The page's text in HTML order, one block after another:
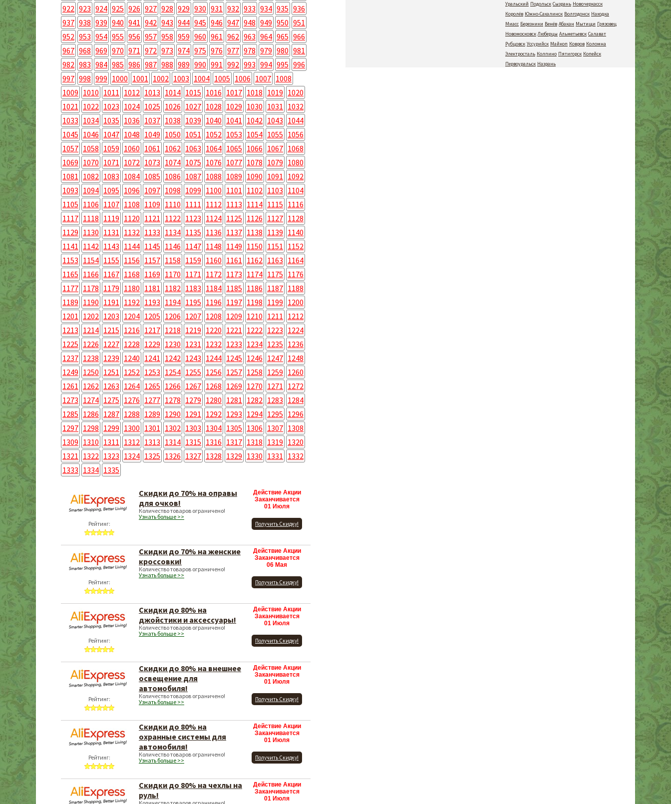
922 923 924 925 926 927 928 929 930 931 932 933 934 935 936
937 938 939 940 941 942 943 944 945 946 947 948 949 950 951
952 953 954 955 956 957 958 959 960 961 962 963 964 965 966
967 968 969 970 971 972 973 974 975 976 977 978 979 980 981
982 983 984 985 986 987 988 989 990 991 992 993 994 995 996
997 998 999 1000 1001 1002 1003 1004 1005 1006 1007 1008
1009 1010 1011 1012 1013 1014 1015 1016 1017 1018 1019 1020
1021 1022 1023 1024 1025 1026 1027 1028 1029 1030 1031 1032
1033 1034 1035 1036 1037 1038 1039 1040 1041 1042 1043 1044
1045 1046 1047 1048 1049 1050 1051 1052 1053 1054 1055 1056
1057 1058 1059 1060 1061 1062 1063 1064 1065 1066 1067 1068
1069 1070 1071 1072 1073 1074 1075 1076 1077 1078 1079 1080
1081 1082 1083 1084 1085 1086 1087 1088 1089 1090 1091 1092
1093 1094 1095 1096 1097 1098 1099 1100 1101 1102 1103 1104
1105 1106 1107 1108 1109 1110 1111 1112 1113 1114 1115 1116
1117 1118 1119 1120 1121 1122 1123 1124 1125 1126 1127 1128
1129 1130 1131 1132 1133 1134 1135 1136 1137 1138 1139 1140
1141 1142 1143 1144 1145 1146 1147 1148 1149 1150 1151 1152
1153 1154 1155 1156 1157 1158 1159 1160 1161 1162 1163 1164
1165 1166 1167 1168 1169 1170 1171 1172 1173 1174 1175 1176
1177 1178 1179 1180 1181 1182 1183 1184 1185 1186 1187 1188
1189 1190 1191 1192 1193 1194 1195 1196 1197 1198 1199 1200
1201 1202 1203 1204 1205 1206 1207 1208 1209 1210 1211 1212
1213 1214 1215 1216 1217 1218 1219 1220 1221 1222 1223 1224
1225 1226 1227 1228 1229 1230 1231 1232 1233 1234 1235 1236
1237 1238 1239 1240 1241 1242 1243 1244 1245 1246 1247 1248
1249 1250 1251 1252 1253 1254 1255 1256 1257 1258 1259 1260
1261 1262 1263 1264 1265 1266 1267 1268 1269 1270 1271 1272
1273 1274 1275 1276 1277 1278 1279 1280 1281 1282 1283 1284
1285 1286 1287 1288 1289 1290 1291 1292 1293 1294 1295 1296
1297 1298 1299 1300 1301 1302 1303 1304 1305 1306 1307 1308
1309 1310 1311 1312 1313 1314 1315 1316 1317 1318 1319 1320
1321 1322 1323 1324 1325 1326 1327 1328 1329 1330 1331 1332
1333 1334 1335
Рейтинг:
Скидки до 70% на оправы
для очков!
Количество товаров ограничено!
Узнать больше >>
Действие Акции
Заканчивается
01 Июля
Получить Скидку!
Рейтинг:
Скидки до 70% на женские
кроссовки!
Количество товаров ограничено!
Узнать больше >>
Действие Акции
Заканчивается
06 Мая
Получить Скидку!
Рейтинг:
Скидки до 80% на
джойстики и аксессуары!
Количество товаров ограничено!
Узнать больше >>
Действие Акции
Заканчивается
01 Июля
Получить Скидку!
Рейтинг:
Скидки до 80% на внешнее
освещение для
автомобиля!
Количество товаров ограничено!
Узнать больше >>
Действие Акции
Заканчивается
01 Июля
Получить Скидку!
Рейтинг:
Скидки до 80% на
охранные системы для
автомобиля!
Количество товаров ограничено!
Узнать больше >>
Действие Акции
Заканчивается
01 Июля
Получить Скидку!
Скидки до 80% на чехлы на
руль!
Действие Акции
Заканчивается
01 Июля
Уральский Подольск Сызрань Новочеркасск
Королёв Южно-Сахалинск Волгодонск Находка
Миасс Березники Венёв Абакан Мытищи Грязовец
Новомосковск Люберцы Альметьевск Салават
Рубцовск Уссурийск Майкоп Ковров Коломна
Электросталь Колпино Пятигорск Копейск
Первоуральск Назрань